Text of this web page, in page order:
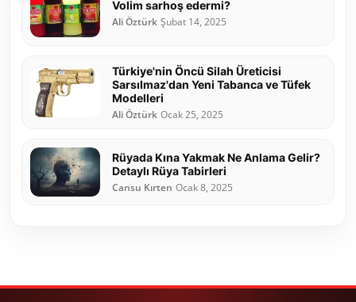
Volim sarhoş edermi?
Ali Öztürk Şubat 14, 2025
Türkiye'nin Öncü Silah Üreticisi
Sarsılmaz'dan Yeni Tabanca ve Tüfek
Modelleri
Ali Öztürk Ocak 25, 2025
Rüyada Kına Yakmak Ne Anlama Gelir?
Detaylı Rüya Tabirleri
Cansu Kırten Ocak 8, 2025